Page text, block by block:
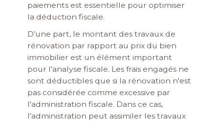
paiements est essentielle pour optimiser
la déduction fiscale.
D’une part, le montant des travaux de
rénovation par rapport au prix du bien
immobilier est un élément important
pour l'analyse fiscale. Les frais engagés ne
sont déductibles que si la rénovation n'est
pas considérée comme excessive par
l'administration fiscale. Dans ce cas,
l’administration peut assimiler les travaux